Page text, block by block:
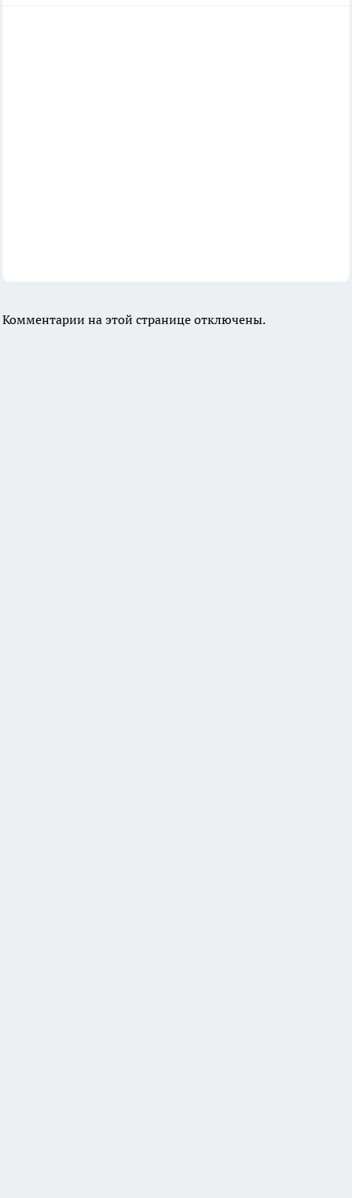
Комментарии на этой странице отключены.